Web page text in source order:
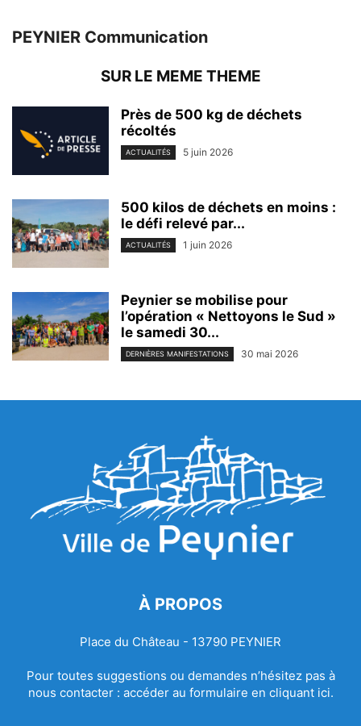
PEYNIER Communication
SUR LE MEME THEME
Près de 500 kg de déchets
récoltés
ACTUALITÉS 5 juin 2026
500 kilos de déchets en moins :
le défi relevé par...
ACTUALITÉS 1 juin 2026
Peynier se mobilise pour
l’opération « Nettoyons le Sud »
le samedi 30...
DERNIÈRES MANIFESTATIONS 30 mai 2026
À PROPOS
Place du Château - 13790 PEYNIER
Pour toutes suggestions ou demandes n’hésitez pas à
nous contacter : accéder au formulaire en cliquant ici.